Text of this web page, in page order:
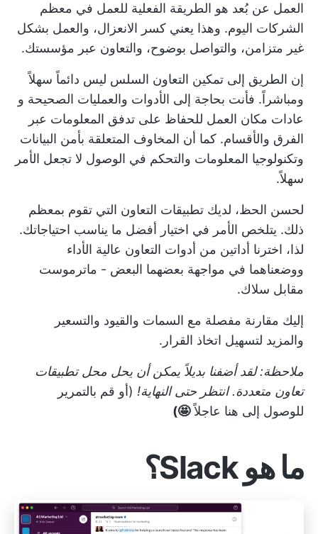
العمل عن بُعد هو الطريقة الفعلية للعمل في معظم
الشركات اليوم. وهذا يعني كسر الانعزال، والعمل بشكل
غير متزامن، والتواصل بوضوح، والتعاون عبر مؤسستك.
إن الطريق إلى تمكين التعاون السلس ليس دائماً سهلاً
ومباشراً. فأنت بحاجة إلى الأدوات والعمليات الصحيحة و
عادات مكان العمل للحفاظ على تدفق المعلومات عبر
الفرق والأقسام. كما أن المخاوف المتعلقة بأمن البيانات
وتكنولوجيا المعلومات والتحكم في الوصول لا تجعل الأمر
سهلاً.
لحسن الحظ، لديك تطبيقات التعاون التي تقوم بمعظم
ذلك. يتلخص الأمر في اختيار أفضل ما يناسب احتياجاتك.
لذا، اخترنا أداتين من أدوات التعاون عالية الأداء
ووضعناهما في مواجهة بعضهما البعض - ماترموست
مقابل سلاك.
إليك مقارنة مفصلة مع السمات والقيود والتسعير
والمزيد لتسهيل اتخاذ القرار.
ملاحظة: لقد أضفنا بديلاً يمكن أن يحل محل تطبيقات
تعاون متعددة. انتظر حتى النهاية! (أو قم بالتمرير
للوصول إلى هنا عاجلاً🤩)
ما هو Slack؟